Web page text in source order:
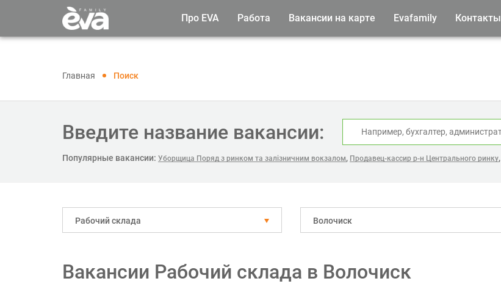
Про EVA Работа Вакансии на карте Evafamily Контакты
Главная Поиск
Введите название вакансии:
Популярные вакансии: Уборщица Поряд з ринком та залізничним вокзалом, Продавец-кассир р-н Центрального ринку,
Рабочий склада Волочиск
Вакансии Рабочий склада в Волочиск